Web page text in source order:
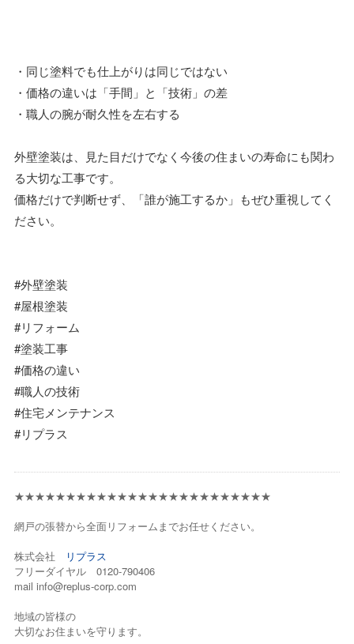
・同じ塗料でも仕上がりは同じではない
・価格の違いは「手間」と「技術」の差
・職人の腕が耐久性を左右する
外壁塗装は、見た目だけでなく今後の住まいの寿命にも関わ
る大切な工事です。
価格だけで判断せず、「誰が施工するか」もぜひ重視してく
ださい。
#外壁塗装
#屋根塗装
#リフォーム
#塗装工事
#価格の違い
#職人の技術
#住宅メンテナンス
#リプラス
★★★★★★★★★★★★★★★★★★★★★★★★★
網戸の張替から全面リフォームまでお任せください。
株式会社
リプラス
フリーダイヤル 0120-790406
mail info@replus-corp.com
地域の皆様の
大切なお住まいを守ります。